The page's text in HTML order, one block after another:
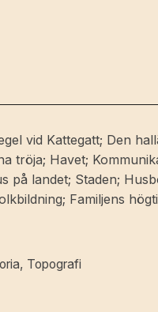
vid Kattegatt; Den
tröja; Havet;
på landet; Staden;
Familjens
, Topografi